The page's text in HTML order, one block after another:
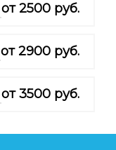
от 2500 руб.
от 2900 руб.
от 3500 руб.